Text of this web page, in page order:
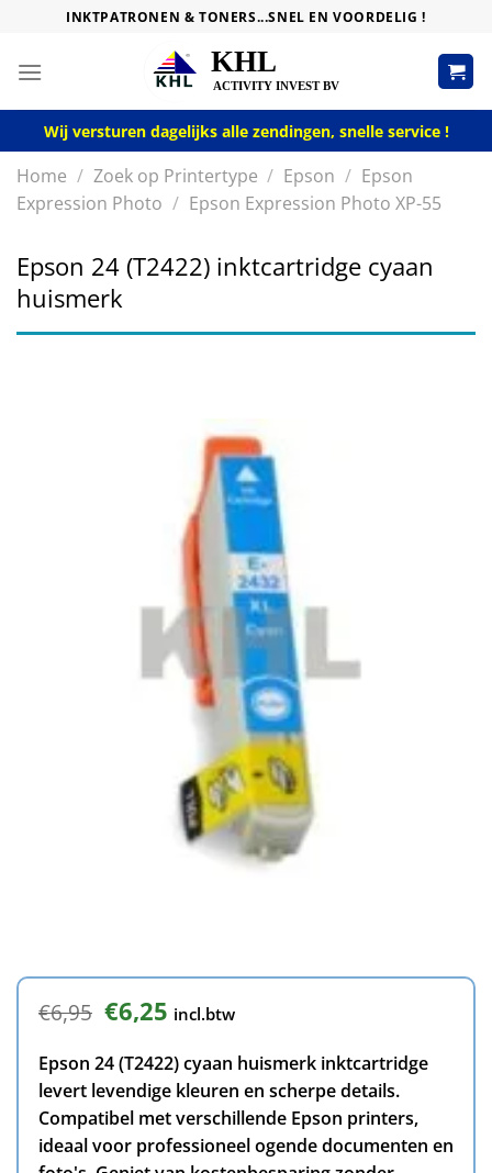
content
INKTPATRONEN & TONERS...SNEL EN VOORDELIG !
Wij versturen dagelijks alle zendingen, snelle service !
Home / Zoek op Printertype / Epson / Epson
Expression Photo / Epson Expression Photo XP-55
Epson 24 (T2422) inktcartridge cyaan
huismerk
€6,95 Oorspronkelijke
prijs
was:
€6,95.
€6,25Huidige
prijs
is:
€6,25.
incl.btw
Epson 24 (T2422) cyaan huismerk inktcartridge
levert levendige kleuren en scherpe details.
Compatibel met verschillende Epson printers,
ideaal voor professioneel ogende documenten en